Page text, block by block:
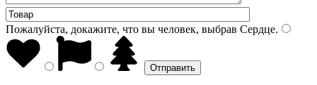
Пожалуйста, докажите, что вы человек, выбрав Сердце.